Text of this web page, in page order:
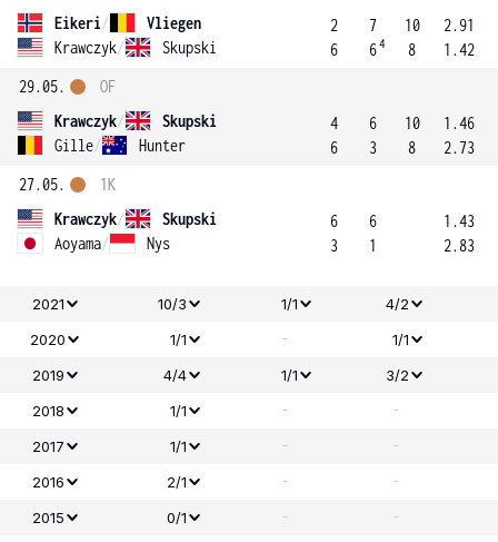
Eikeri/
Vliegen
Krawczyk/ Skupski
2
6
7
64
10
8
2.91
1.42
29.05.
Krawczyk/
Skupski
Gille/ Hunter
OF
4
6
6
3
10
8
1.46
2.73
27.05.
Krawczyk/
Skupski
Aoyama/ Nys
1K
6
3
6
1
1.43
2.83
2021 10/3 1/1
4/2
2020
1/1 -
1/1
2019
4/4 1/1
3/2
2018
1/1 - -
2017 1/1 - -
2016 2/1 - -
2015 0/1 - -